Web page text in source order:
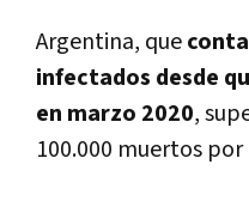
Argentina, que
infectados desde
en marzo 2020,
100.000 muertos